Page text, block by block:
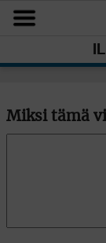
Miksi tämä